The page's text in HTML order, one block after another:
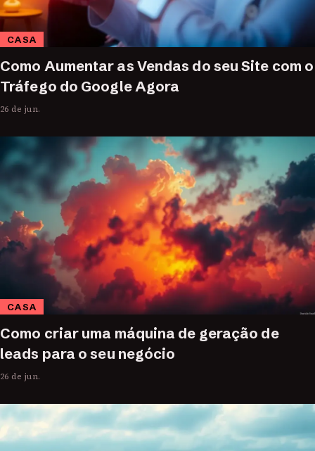
CASA
Como Aumentar as Vendas do seu Site com o
Tráfego do Google Agora
26 de jun.
CASA
Como criar uma máquina de geração de
leads para o seu negócio
26 de jun.